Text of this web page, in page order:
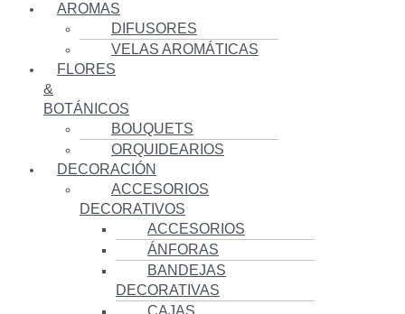
AROMAS
DIFUSORES
VELAS AROMÁTICAS
FLORES
&
BOTÁNICOS
BOUQUETS
ORQUIDEARIOS
DECORACIÓN
ACCESORIOS
DECORATIVOS
ACCESORIOS
ÁNFORAS
BANDEJAS
DECORATIVAS